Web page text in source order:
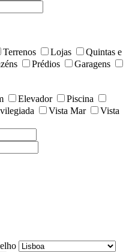
Terrenos Lojas
Quintas e
Prédios
Garagens
Elevador
Piscina
Vista Mar
Vista